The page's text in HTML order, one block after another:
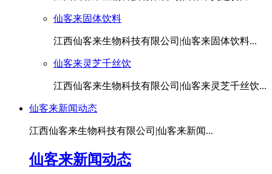
仙客来固体饮料
江西仙客来生物科技有限公司|仙客来固体饮料...
仙客来灵芝千丝饮
江西仙客来生物科技有限公司|仙客来灵芝千丝饮...
仙客来新闻动态
江西仙客来生物科技有限公司|仙客来新闻...
仙客来新闻动态